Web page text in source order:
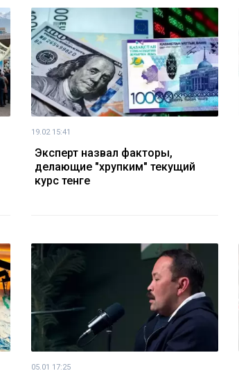
19.02 15:41
Эксперт назвал факторы,
делающие "хрупким" текущий
курс тенге
05.01 17:25